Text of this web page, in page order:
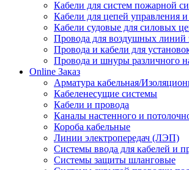
Кабели для систем пожарной
Кабели для цепей управления и
Кабели судовые для силовых
Провода для воздушных линий
Провода и кабели для
Провода и шнуры различного
Online Заказ
Арматура кабельная/
Кабеленесущие системы
Кабели и провода
Каналы настенного и
Короба кабельные
Линии электропередач (ЛЭП)
Системы ввода для кабелей и
Системы защиты шланговые